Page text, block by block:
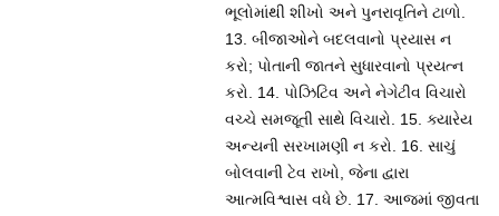
ભૂલોમાંથી શીખો અને પુનરાવૃતિને ટાળો.
13. બીજાઓને બદલવાનો પ્રયાસ ન
કરો; પોતાની જાતને સુધારવાનો પ્રયત્ન
કરો. 14. પોઝિટિવ અને નેગેટીવ વિચારો
વચ્ચે સમજૂતી સાથે વિચારો. 15. ક્યારેય
અન્યની સરખામણી ન કરો. 16. સાચું
બોલવાની ટેવ રાખો, જેના દ્વારા
આત્મવિશ્વાસ વધે છે. 17. આજમાં જીવતા